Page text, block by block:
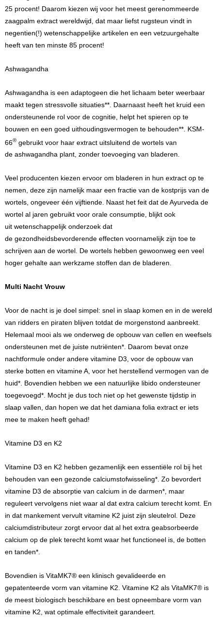
25 procent! Daarom kiezen wij voor het meest gerenommeerde
zaagpalm extract wereldwijd, dat maar liefst rugsteun vindt in
negentien(!) wetenschappelijke artikelen en een vetzuurgehalte
heeft van ten minste 85 procent!
Ashwagandha
Ashwagandha is een adaptogeen die het lichaam beter weerbaar
maakt tegen stressvolle situaties**. Daarnaast heeft het kruid een
ondersteunende rol voor de cognitie, helpt het spieren op te
bouwen en een goed uithoudingsvermogen te behouden**. KSM-
66® gebruikt voor haar extract uitsluitend de wortels van
de ashwagandha plant, zonder toevoeging van bladeren.
Veel producenten kiezen ervoor om bladeren in hun extract op te
nemen, deze zijn namelijk maar een fractie van de kostprijs van de
wortels, ongeveer één vijftiende. Naast het feit dat de Ayurveda de
wortel al jaren gebruikt voor orale consumptie, blijkt ook
uit wetenschappelijk onderzoek dat
de gezondheidsbevorderende effecten voornamelijk zijn toe te
schrijven aan de wortel. De wortels hebben gewoonweg een veel
hoger gehalte aan werkzame stoffen dan de bladeren.
Multi Nacht Vrouw
Voor de nacht is je doel simpel: snel in slaap komen en in de wereld
van ridders en piraten blijven totdat de morgenstond aanbreekt.
Helemaal mooi als we onderweg de opbouw van cellen en weefsels
ondersteunen met de juiste nutriënten*. Daarom bevat onze
nachtformule onder andere vitamine D3, voor de opbouw van
sterke botten en vitamine A, voor het herstellend vermogen van de
huid*. Bovendien hebben we een natuurlijke libido ondersteuner
toegevoegd*. Mocht je dus toch niet op het gewenste tijdstip in
slaap vallen, dan hopen we dat het damiana folia extract er iets
mee te maken heeft gehad!
Vitamine D3 en K2
Vitamine D3 en K2 hebben gezamenlijk een essentiële rol bij het
behouden van een gezonde calciumstofwisseling*. Zo bevordert
vitamine D3 de absorptie van calcium in de darmen*, maar
reguleert vervolgens niet waar al dat extra calcium terecht komt. En
in dat mankement vervult vitamine K2 juist zijn sleutelrol. Deze
calciumdistributeur zorgt ervoor dat al het extra geabsorbeerde
calcium op de plek terecht komt waar het functioneel is, de botten
en tanden*.
Bovendien is VitaMK7® een klinisch gevalideerde en
gepatenteerde vorm van vitamine K2. Vitamine K2 als VitaMK7® is
de meest biologisch beschikbare en best opneembare vorm van
vitamine K2, wat optimale effectiviteit garandeert.